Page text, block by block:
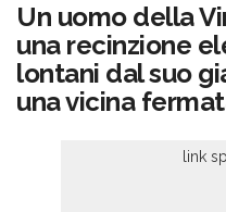
Un uomo della
una recinzione
lontani dal suo
una vicina